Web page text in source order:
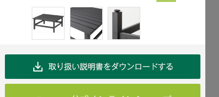
メールでお問合せ よくお寄せいただくご質問
Tel. 0120-51-4128